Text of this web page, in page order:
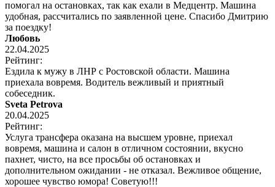
помогал на остановках, так как ехали в Медцентр. Машина
удобная, рассчитались по заявленной цене. Спасибо Дмитрию
за поездку!
Любовь
22.04.2025
Рейтинг:
Ездила к мужу в ЛНР с Ростовской области. Машина
приехала вовремя. Водитель вежливый и приятный
собеседник.
Sveta Petrova
20.04.2025
Рейтинг:
Услуга трансфера оказана на высшем уровне, приехал
вовремя, машина и салон в отличном состоянии, вкусно
пахнет, чисто, на все просьбы об остановках и
дополнительном ожидании - не отказал. Вежливое общение,
хорошее чувство юмора! Советую!!!